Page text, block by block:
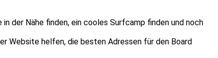
der Nähe finden, ein cooles Surfcamp finden und noch
Website helfen, die besten Adressen für den Board